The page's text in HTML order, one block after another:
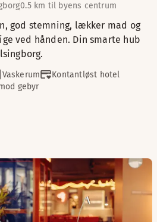
0.5 km til byens centrum
god stemning, lækker mad og
ved hånden. Din smarte hub
Vaskerum
Kontantløst hotel
gebyr